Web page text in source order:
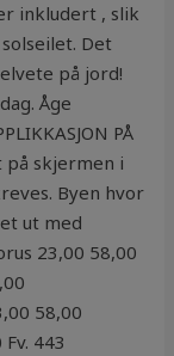
inkludert , slik
Det
på jord!
Åge
PÅ
på skjermen i
Byen hvor
ut med
23,00 58,00
58,00
443